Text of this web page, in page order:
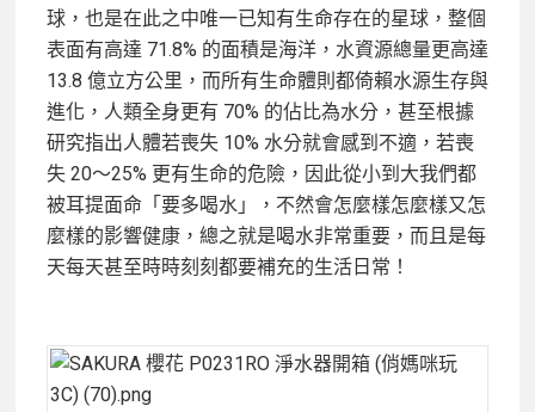
球，也是在此之中唯一已知有生命存在的星球，整個
表面有高達 71.8% 的面積是海洋，水資源總量更高達
13.8 億立方公里，而所有生命體則都倚賴水源生存與
進化，人類全身更有 70% 的佔比為水分，甚至根據
研究指出人體若喪失 10% 水分就會感到不適，若喪
失 20～25% 更有生命的危險，因此從小到大我們都
被耳提面命「要多喝水」，不然會怎麼樣怎麼樣又怎
麼樣的影響健康，總之就是喝水非常重要，而且是每
天每天甚至時時刻刻都要補充的生活日常！